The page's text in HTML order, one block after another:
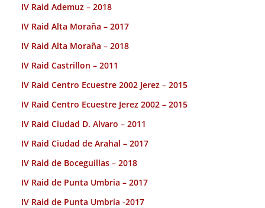
IV Raid Ademuz – 2018
IV Raid Alta Moraña – 2017
IV Raid Alta Moraña – 2018
IV Raid Castrillon – 2011
IV Raid Centro Ecuestre 2002 Jerez – 2015
IV Raid Centro Ecuestre Jerez 2002 – 2015
IV Raid Ciudad D. Alvaro – 2011
IV Raid Ciudad de Arahal – 2017
IV Raid de Boceguillas – 2018
IV Raid de Punta Umbria – 2017
IV Raid de Punta Umbria -2017